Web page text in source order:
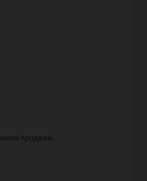
продажи.